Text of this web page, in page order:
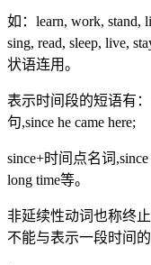
如：learn, work, stand,
sing, read, sleep, live,
状语连用。
表示时间段的短语有：
句,since he came here;
since+时间点名词,since
long time等。
非延续性动词也称终
不能与表示一段时间